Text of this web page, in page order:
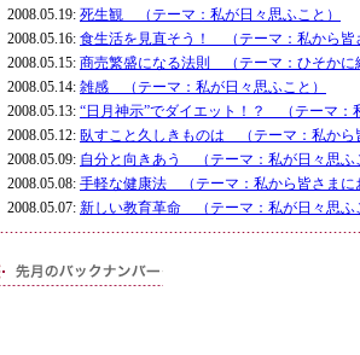
2008.05.19: 死生観 （テーマ：私が日々思ふこと）
2008.05.16: 食生活を見直そう！ （テーマ：私から皆
2008.05.15: 商売繁盛になる法則 （テーマ：ひそかに
2008.05.14: 雑感 （テーマ：私が日々思ふこと）
2008.05.13: “日月神示”でダイエット！？ （テーマ：
2008.05.12: 臥すこと久しきものは （テーマ：私から
2008.05.09: 自分と向きあう （テーマ：私が日々思ふ
2008.05.08: 手軽な健康法 （テーマ：私から皆さまに
2008.05.07: 新しい教育革命 （テーマ：私が日々思ふ